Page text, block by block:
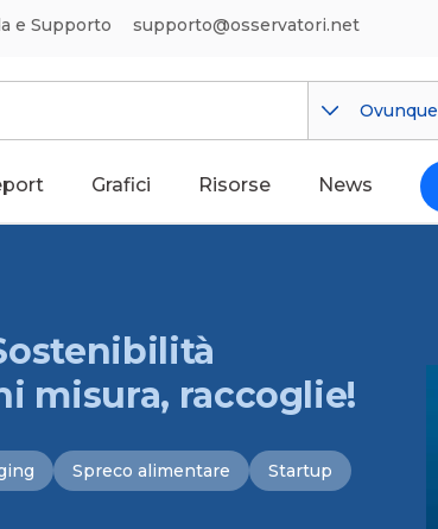
e Supporto supporto@osservatori.net
Ovunque
Grafici Risorse News
misura, raccoglie!
Spreco alimentare Startup